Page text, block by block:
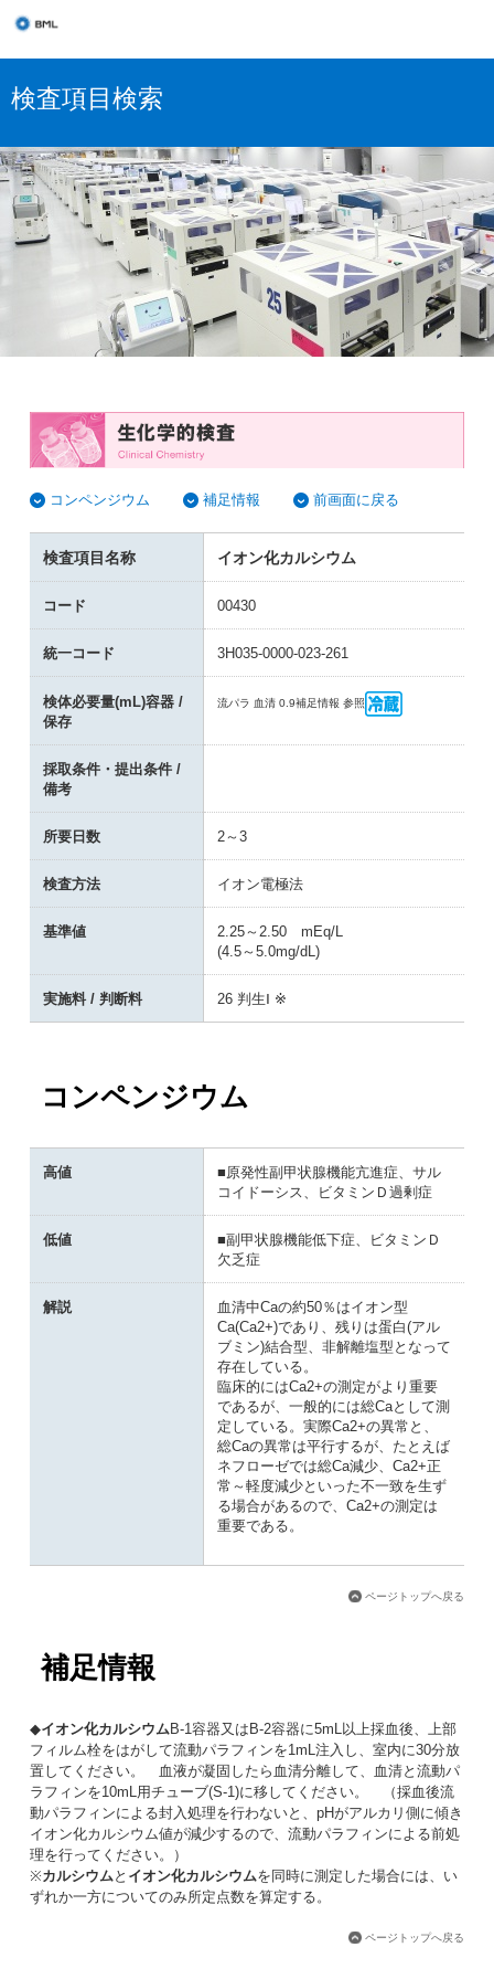
検査項目検索
コンペンジウム 補足情報 前画面に戻る
検査項目名称 イオン化カルシウム
コード 00430
統一コード 3H035-0000-023-261
検体必要量(mL)容器 /
保存
流パラ 血清 0.9補足情報 参照
採取条件・提出条件 /
備考
所要日数 2～3
検査方法 イオン電極法
基準値
2.25～2.50 mEq/L
(4.5～5.0mg/dL)
実施料 / 判断料 26 判生Ⅰ ※
コンペンジウム
高値
■原発性副甲状腺機能亢進症、サル
コイドーシス、ビタミンＤ過剰症
低値
■副甲状腺機能低下症、ビタミンＤ
欠乏症
解説
血清中Caの約50％はイオン型
Ca(Ca2+)であり、残りは蛋白(アル
ブミン)結合型、非解離塩型となって
存在している。
臨床的にはCa2+の測定がより重要
であるが、一般的には総Caとして測
定している。実際Ca2+の異常と、
総Caの異常は平行するが、たとえば
ネフローゼでは総Ca減少、Ca2+正
常～軽度減少といった不一致を生ず
る場合があるので、Ca2+の測定は
重要である。
ページトップへ戻る
補足情報
◆イオン化カルシウム B-1容器又はB-2容器に5mL以上採血後、上部
フィルム栓をはがして流動パラフィンを1mL注入し、室内に30分放
置してください。 血液が凝固したら血清分離して、血清と流動パ
ラフィンを10mL用チューブ(S-1)に移してください。 （採血後流
動パラフィンによる封入処理を行わないと、pHがアルカリ側に傾き
イオン化カルシウム値が減少するので、流動パラフィンによる前処
理を行ってください。）
※カルシウム と イオン化カルシウムを同時に測定した場合には、い
ずれか一方についてのみ所定点数を算定する。
ページトップへ戻る